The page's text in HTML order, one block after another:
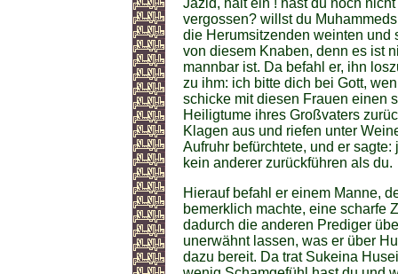
Jazid, halt ein ! hast du noch
vergossen? willst du
die Herumsitzenden weinten und
von diesem Knaben, denn es ist
mannbar ist. Da befahl er, ihn
zu ihm: ich bitte dich bei Gott,
schicke mit diesen Frauen einen
Heiligtume ihres Großvaters
Klagen aus und riefen unter
Aufruhr befürchtete, und er
kein anderer zurückführen als du.
Hierauf befahl er einem Manne,
bemerklich machte, eine scharfe
dadurch die anderen Prediger
unerwähnt lassen, was er über
dazu bereit. Da trat Sukeina